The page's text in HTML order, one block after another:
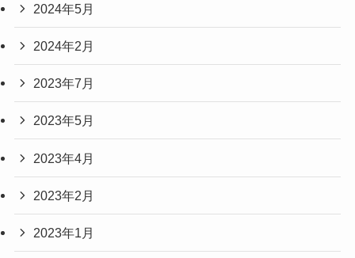
2024年5月
2024年2月
2023年7月
2023年5月
2023年4月
2023年2月
2023年1月